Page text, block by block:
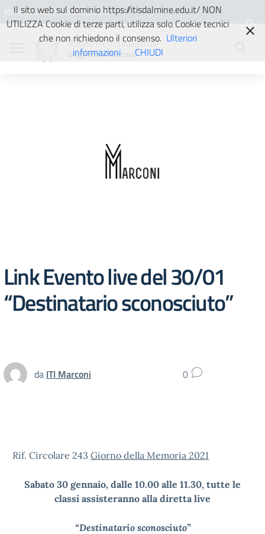
Vai ai contenuti
Vai al menu di navigazione
Vai al footer
Ministero dell'Istruzione e del
Istituto Tecnico Industriale
Guglielmo Marconi
Link Evento live del 30/01
“Destinatario sconosciuto”
da ITI Marconi 0
Rif. Circolare 243 Giorno della Memoria 2021
Sabato 30 gennaio, dalle 10.00 alle 11.30, tutte le
classi assisteranno alla diretta live
“Destinatario sconosciuto”
Il sito web sul dominio https://itisdalmine.edu.it/ NON
UTILIZZA Cookie di terze parti, utilizza solo Cookie tecnici
che non richiedono il consenso. Ulteriori
informazioni
CHIUDI